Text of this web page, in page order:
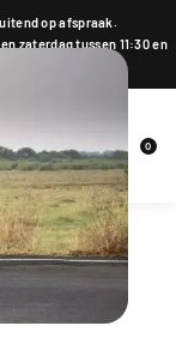
op afspraak.
zaterdag tussen 11:30 en
0